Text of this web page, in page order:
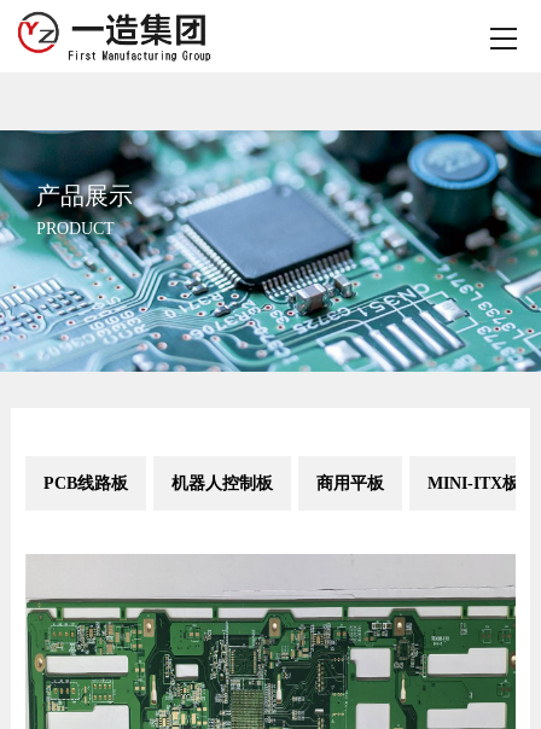
产品展示
PRODUCT
PCB线路板 机器人控制板 商用平板 MINI-ITX板